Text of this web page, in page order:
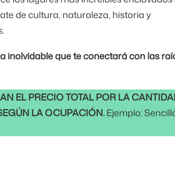
de cultura, naturaleza, historia y
inolvidable que te conectará con las
EL PRECIO TOTAL POR LA
LA OCUPACIÓN.Ejemplo: